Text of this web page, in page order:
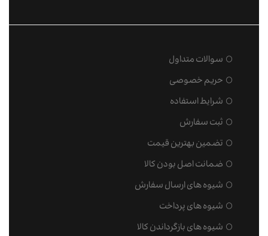
سوالات متداول
حریم خصوصی
شرایط استفاده
ثبت سفارش
تضمین بهترین قیمت
ضمانت اصل بودن کالا
شیوه های ارسال سفارش
شیوه های پرداخت
شیوه های بازگرداندن کالا